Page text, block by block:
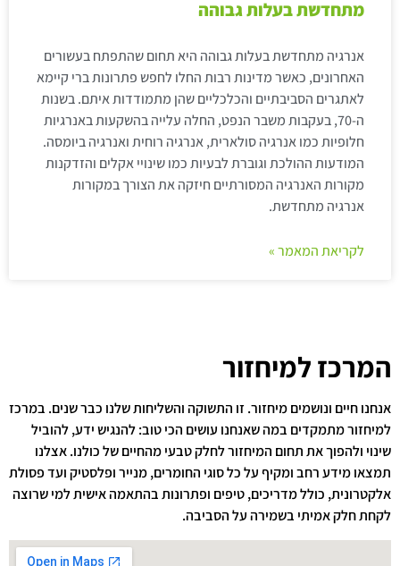
מתחדשת בעלות גבוהה
אנרגיה מתחדשת בעלות גבוהה היא תחום שהתפתח בעשורים
האחרונים, כאשר מדינות רבות החלו לחפש פתרונות ברי קיימא
לאתגרים הסביבתיים והכלכליים שהן מתמודדות איתם. בשנות
ה-70, בעקבות משבר הנפט, החלה עלייה בהשקעות באנרגיות
חלופיות כמו אנרגיה סולארית, אנרגיה רוחית ואנרגיה ביומסה.
המודעות ההולכת וגוברת לבעיות כמו שינויי אקלים והזדקנות
מקורות האנרגיה המסורתיים חיזקה את הצורך במקורות
אנרגיה מתחדשת.
לקריאת המאמר »
המרכז למיחזור
אנחנו חיים ונושמים מיחזור. זו התשוקה והשליחות שלנו כבר שנים. במרכז
למיחזור מתמקדים במה שאנחנו עושים הכי טוב: להנגיש ידע, להוביל
שינוי ולהפוך את תחום המיחזור לחלק טבעי מהחיים של כולנו. אצלנו
תמצאו מידע רחב ומקיף על כל סוגי החומרים, מנייר ופלסטיק ועד פסולת
אלקטרונית, כולל מדריכים, טיפים ופתרונות בהתאמה אישית למי שרוצה
לקחת חלק אמיתי בשמירה על הסביבה.